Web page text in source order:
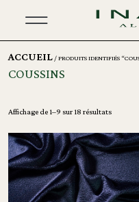
ACCUEIL / PRODUITS IDENTIFIÉS
COUSSINS
Affichage de 1–9 sur 18 résultats